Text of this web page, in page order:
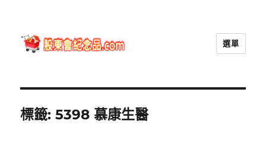
選單
標籤:5398 慕康生醫